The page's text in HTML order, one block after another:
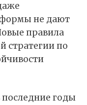
не дают
правила
стратегии по
годы